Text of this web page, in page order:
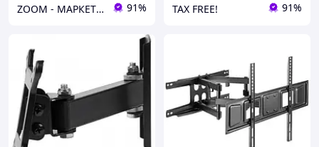
ZOOM - МАРКЕТ ЦИФРОВОЙ ТЕХНИКИ 91% TAX FREE! 91%